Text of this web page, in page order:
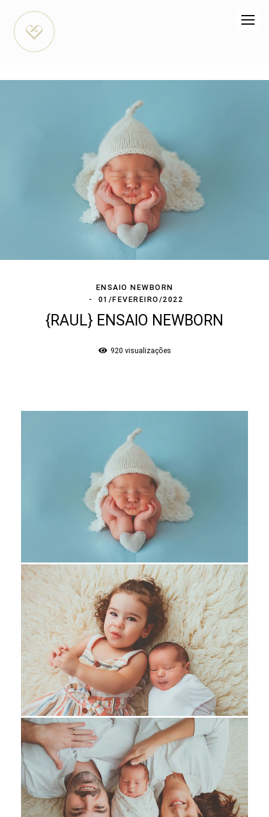
ENSAIO NEWBORN
01/FEVEREIRO/2022
{RAUL} ENSAIO NEWBORN
920 visualizações